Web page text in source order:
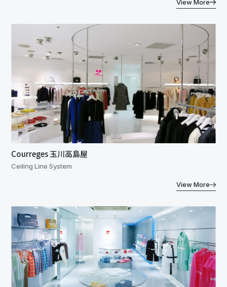
View More
Courreges 玉川高島屋
Ceiling Line System
View More